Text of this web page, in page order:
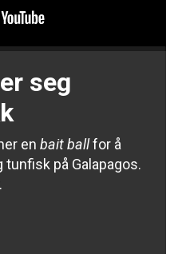
seg
en bait ballfor å
på Galapagos.
.